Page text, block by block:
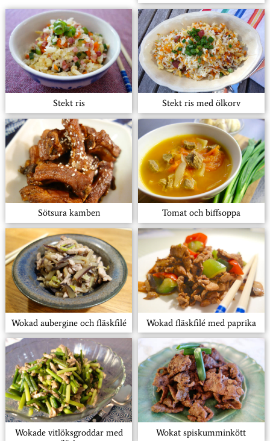
Stekt ris Stekt ris med ölkorv
Sötsura kamben Tomat och biffsoppa
Wokad aubergine och fläskfilé Wokad fläskfilé med paprika
Wokade vitlöksgroddar med
Wokat spiskumminkött